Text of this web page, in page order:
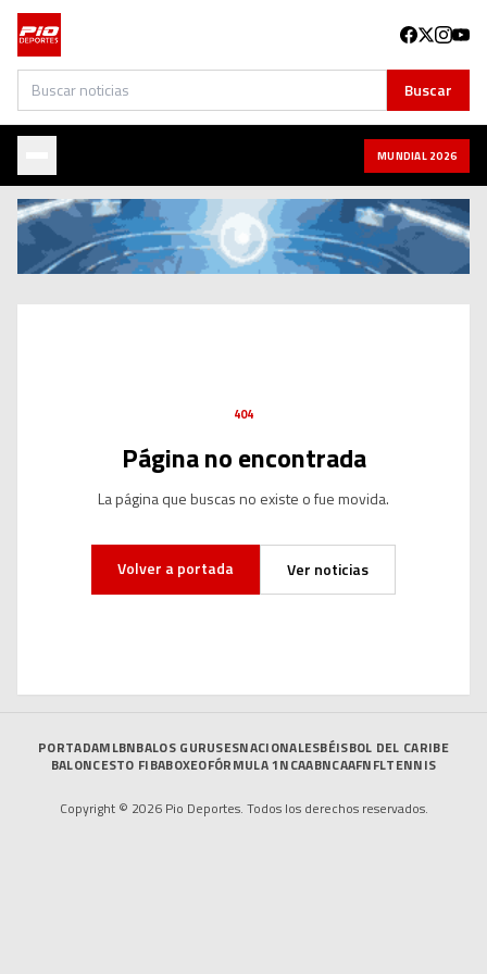
Buscar Buscar
MUNDIAL 2026
404
Página no encontrada
La página que buscas no existe o fue movida.
Volver a portada Ver noticias
PORTADAMLBNBALOS GURUSESNACIONALESBÉISBOL DEL CARIBE
BALONCESTO FIBABOXEOFÓRMULA 1NCAABNCAAFNFLTENNIS
Copyright © 2026 Pio Deportes. Todos los derechos reservados.